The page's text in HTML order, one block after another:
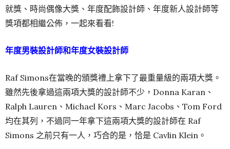
就獎、時尚偶像大獎、年度配飾設計師、年度新人設計師等
獎項都相繼公佈，一起來看看!
年度男裝設計師和年度女裝設計師
Raf Simons在當晚的頒獎禮上拿下了最重量級的兩項大獎。
雖然先後拿過這兩項大獎的設計師不少，Donna Karan、
Ralph Lauren、Michael Kors、Marc Jacobs、Tom Ford
均在其列，不過同一年拿下這兩項大獎的設計師在 Raf
Simons 之前只有一人，巧合的是，恰是 Cavlin Klein。